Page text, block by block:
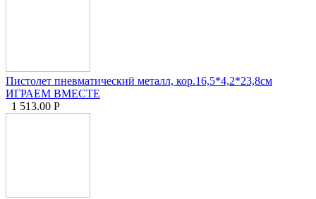
Пистолет пневматический металл, кор.16,5*4,2*23,8см
ИГРАЕМ ВМЕСТЕ
1 513.00 Р